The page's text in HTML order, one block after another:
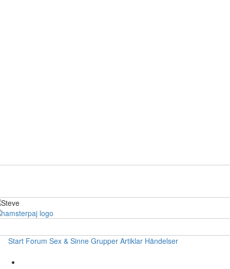
Start Forum Sex & Sinne Grupper Artiklar Händelser